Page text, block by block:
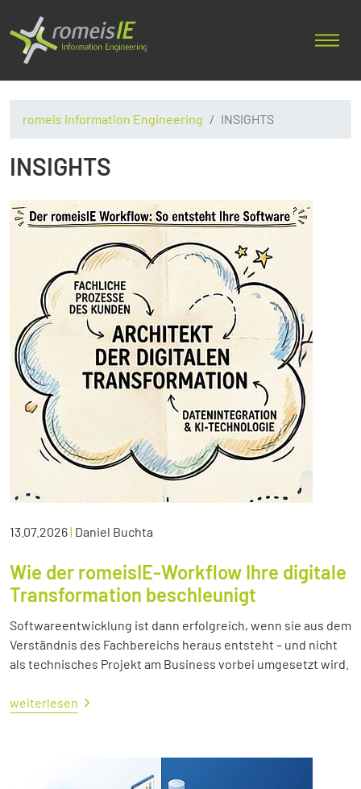
romeis Information Engineering INSIGHTS
INSIGHTS
13.07.2026| Daniel Buchta
Wie der romeisIE-Workflow Ihre digitale
Transformation beschleunigt
Softwareentwicklung ist dann erfolgreich, wenn sie aus dem
Verständnis des Fachbereichs heraus entsteht – und nicht
als technisches Projekt am Business vorbei umgesetzt wird.
weiterlesen